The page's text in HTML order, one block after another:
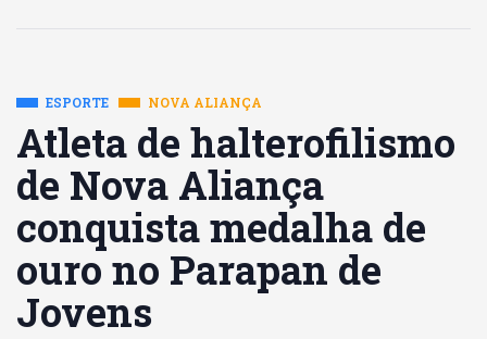
ESPORTE NOVA ALIANÇA
Atleta de halterofilismo
de Nova Aliança
conquista medalha de
ouro no Parapan de
Jovens